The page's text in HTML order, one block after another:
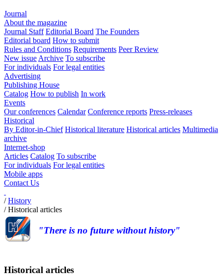
Journal
About the magazine
Journal Staff Editorial Board The Founders
Editorial board How to submit
Rules and Conditions Requirements Peer Review
New issue Archive To subscribe
For individuals For legal entities
Advertising
Publishing House
Catalog How to publish In work
Events
Our conferences Calendar Conference reports Press-releases
Historical
By Editor-in-Chief Historical literature Historical articles Multimedia
archive
Internet-shop
Articles Catalog To subscribe
For individuals For legal entities
Mobile apps
Contact Us
/History
/Historical articles
"There is no future without history"
Historical articles